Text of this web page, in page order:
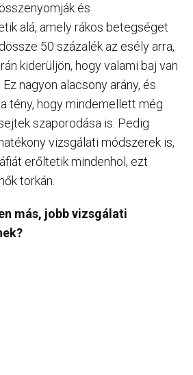
és
alá, amely rákos betegséget
50 százalék az esély arra,
kiderüljön, hogy valami baj van
nagyon alacsony arány, és
tény, hogy mindemellett még
szaporodása is. Pedig
vizsgálati módszerek is,
erőltetik mindenhol, ezt
torkán.
más, jobb vizsgálati